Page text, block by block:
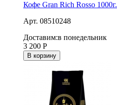
Кофе Gran Rich Rosso 1000г.
Арт. 08510248
Доставим:в понедельник
3 200 Р
В корзину